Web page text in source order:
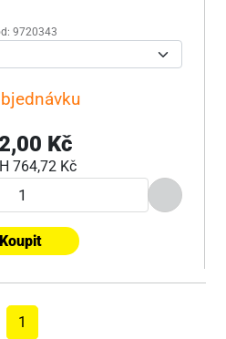
9720343
Kč
764,72 Kč
Koupit
1